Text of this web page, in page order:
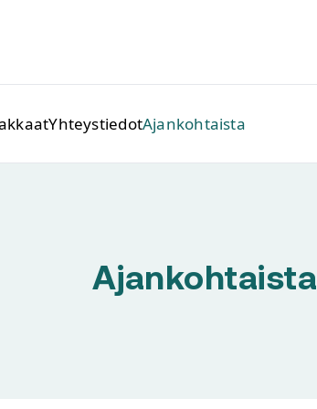
YhteystiedotAjankohtaista
Ajankohtaista